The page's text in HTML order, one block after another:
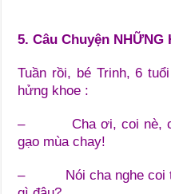
5.Câu Chuyện NHỮNG
Tuần rồi, bé Trinh, 6
hửng khoe :
– Cha ơi, coi nè,
gạo mùa chay!
– Nói cha nghe coi